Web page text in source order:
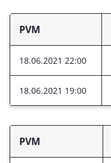
PVM
18.06.2021 22:00
18.06.2021 19:00
PVM